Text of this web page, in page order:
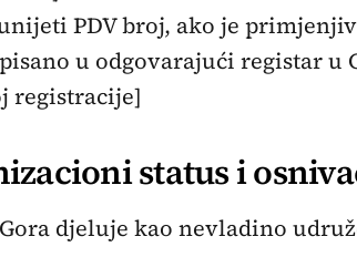
PDV broj, ako je
u odgovarajući registar u
registracije]
status i
djeluje kao nevladino